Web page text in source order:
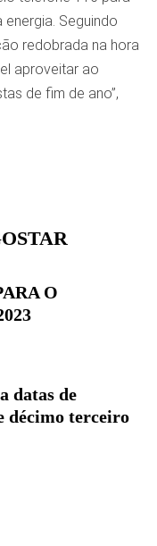
Seguindo
redobrada na hora
aproveitar ao
de fim de ano”,
O
datas de
décimo terceiro